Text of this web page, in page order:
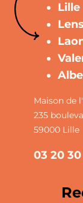
Lille
Lens
Maison de
235
59000 Lille
03 20